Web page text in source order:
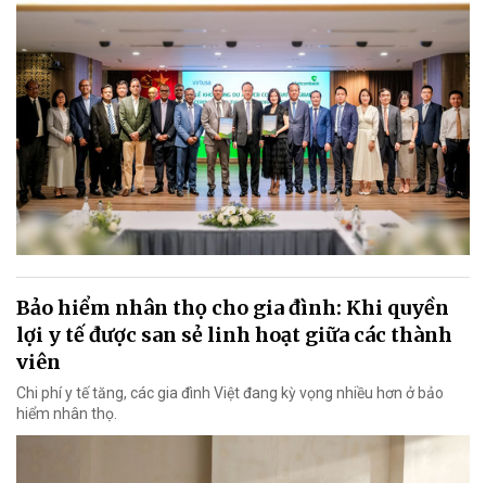
Bảo hiểm nhân thọ cho gia đình: Khi quyền
lợi y tế được san sẻ linh hoạt giữa các thành
viên
Chi phí y tế tăng, các gia đình Việt đang kỳ vọng nhiều hơn ở bảo
hiểm nhân thọ.